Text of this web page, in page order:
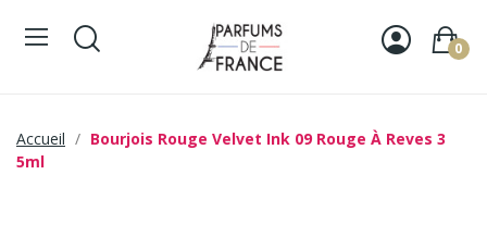
0
Accueil
Bourjois Rouge Velvet Ink 09 Rouge À Reves 3
5ml